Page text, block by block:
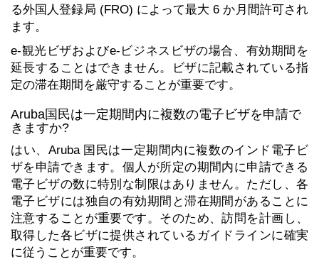
る外国人登録局 (FRO) によって最大 6 か月間許可され
ます。
e-観光ビザおよびe-ビジネスビザの場合、有効期間を
延長することはできません。ビザに記載されている指
定の滞在期間を厳守することが重要です。
Aruba国民は一定期間内に複数の電子ビザを申請で
きますか?
はい、Aruba 国民は一定期間内に複数のインド電子ビ
ザを申請できます。個人が所定の期間内に申請できる
電子ビザの数に特別な制限はありません。ただし、各
電子ビザには独自の有効期間と滞在期間があることに
注意することが重要です。そのため、訪問を計画し、
取得した各ビザに提供されているガイドラインに確実
に従うことが重要です。